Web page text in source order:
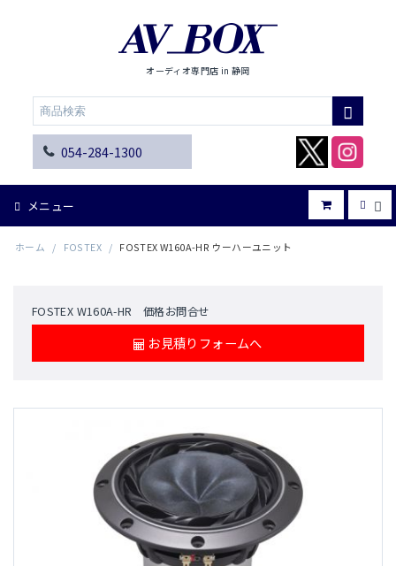
オーディオ専門店 in 静岡
054-284-1300
メニュー
ホーム / FOSTEX / FOSTEX W160A-HR ウーハーユニット
FOSTEX W160A-HR 価格お問合せ
お見積りフォームへ